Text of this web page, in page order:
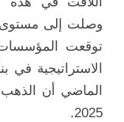
توقعت المؤسسات
الاستراتيجية
الماضي أن
2025.